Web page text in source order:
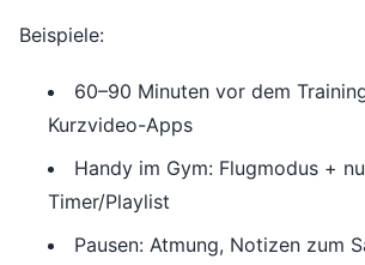
Beispiele:
60–90 Minuten vor dem
Kurzvideo-Apps
Handy im Gym: Flugmodus +
Timer/Playlist
Pausen: Atmung, Notizen zum